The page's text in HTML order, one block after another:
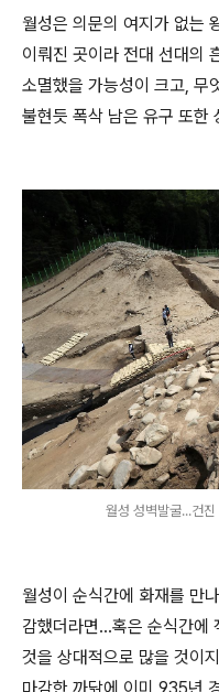
월성은 의문의 여지가 없는
이뤄진 곳이라 전대 선대의
소멸했을 가능성이 크고, 무
불현듯 폭삭 남은 유구 또한
월성 성벽발굴...건
월성이 순식간에 화재를 만
감했더라면...혹은 순식간에
것을 상대적으로 많을 것이